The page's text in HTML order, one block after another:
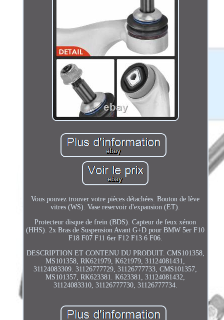
Vous pouvez trouver votre pièces détachées. Bouton de lève
vitres (WS). Vase reservoir d'expansion (ET).
Protecteur disque de frein (BDS). Capteur de feux xénon
(HHS). 2x Bras de Suspension Avant G+D pour BMW 5er F10
F18 F07 F11 6er F12 F13 6 F06.
DESCRIPTION ET CONTENU DU PRODUIT. CMS101358,
MS101358, RK621979, K621979, 31124081431,
31124083309. 31126777729, 31126777733, CMS101357,
MS101357, RK623381. K623381, 31124081432,
31124083310, 31126777730, 31126777734.